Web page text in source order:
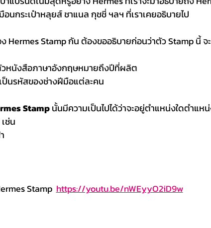
นกระเป๋าหลุยส์ ชาแนล กุชชี่ ฯลฯ ที่เราเคยอธิบายไป
วหนังสือภาษาอังกฤษหมายถึงปีที่ผลิต
เป็นรหัสของช่างฝีมือแต่ละคน
Stamp นั้นมีความเป็นไปได้ว่าจะอยู่ตำแหน่งใดตำแห
ช่น
Stamp https://youtu.be/nWEyyO2iD9w